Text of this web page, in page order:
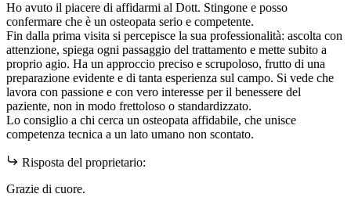
Ho avuto il piacere di affidarmi al Dott. Stingone e posso
confermare che è un osteopata serio e competente.
Fin dalla prima visita si percepisce la sua professionalità: ascolta con
attenzione, spiega ogni passaggio del trattamento e mette subito a
proprio agio. Ha un approccio preciso e scrupoloso, frutto di una
preparazione evidente e di tanta esperienza sul campo. Si vede che
lavora con passione e con vero interesse per il benessere del
paziente, non in modo frettoloso o standardizzato.
Lo consiglio a chi cerca un osteopata affidabile, che unisce
competenza tecnica a un lato umano non scontato.
Risposta del proprietario:
Grazie di cuore.